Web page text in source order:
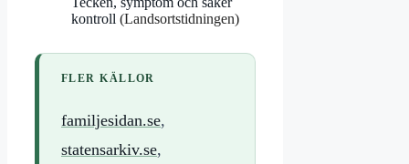
kontroll (Landsortstidningen)
FLER KÄLLOR
familjesidan.se,
statensarkiv.se,